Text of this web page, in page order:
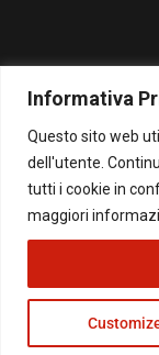
Informativa
Questo sito web
dell'utente.
tutti i cookie in
maggiori
© Copyright 2026 - Il